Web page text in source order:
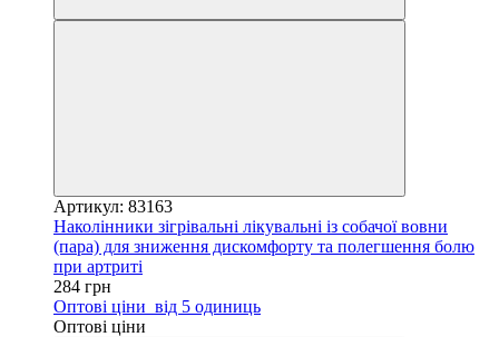
Артикул: 83163
Наколінники зігрівальні лікувальні із собачої вовни
(пара) для зниження дискомфорту та полегшення болю
при артриті
284 грн
Оптові ціни від 5 одиниць
Оптові ціни